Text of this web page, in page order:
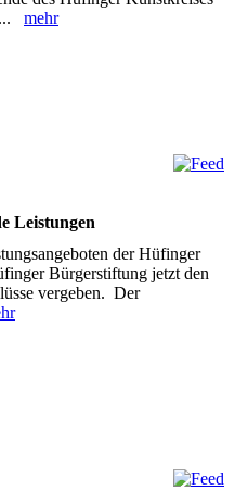
mehr
Leistungen
der Hüfinger
‎Bürgerstiftung jetzt den
vergeben. ‎ Der